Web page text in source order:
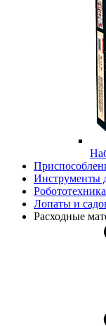
Инструменты
Лопаты и
Расходные